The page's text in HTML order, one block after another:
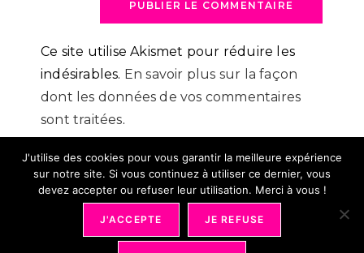
(facultatif)
Ce site utilise Akismet pour réduire les
indésirables. En savoir plus sur la façon
dont les données de vos commentaires
sont traitées.
Conditions Générales De Vente
Déontologie
Bons Plans Plan Du Site
Revue De Presse
J'utilise des cookies pour vous garantir la meilleure expérience
sur notre site. Si vous continuez à utiliser ce dernier, vous
devez accepter ou refuser leur utilisation. Merci à vous !
J'ACCEPTE JE REFUSE